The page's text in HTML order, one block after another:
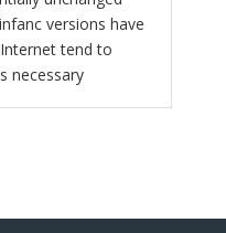
versions have
tend to
necessary.